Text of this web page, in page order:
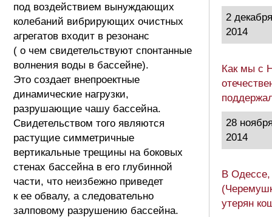
под воздействием вынуждающих
колебаний вибрирующих очистных
агрегатов входит в резонанс
( о чем свидетельствуют спонтанные
волнения воды в бассейне).
Это создает внепроектные
динамические нагрузки,
разрушающие чашу бассейна.
Свидетельством того являются
растущие симметричные
вертикальные трещины на боковых
стенах бассейна в его глубинной
части, что неизбежно приведет
к ее обвалу, а следовательно
залповому разрушению бассейна.
2 декабря
2014
Как мы с
28
2014
В Одессе,
утерян